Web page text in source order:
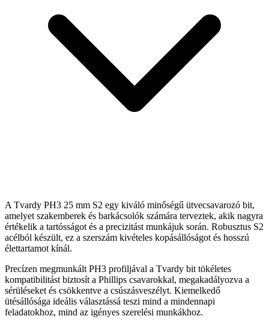
A Tvardy PH3 25 mm S2 egy kiváló minőségű ütvecsavarozó bit,
amelyet szakemberek és barkácsolók számára terveztek, akik nagyra
értékelik a tartósságot és a precizitást munkájuk során. Robusztus S2
acélból készült, ez a szerszám kivételes kopásállóságot és hosszú
élettartamot kínál.
Precízen megmunkált PH3 profiljával a Tvardy bit tökéletes
kompatibilitást biztosít a Phillips csavarokkal, megakadályozva a
sérüléseket és csökkentve a csúszásveszélyt. Kiemelkedő
ütésállósága ideális választássá teszi mind a mindennapi
feladatokhoz, mind az igényes szerelési munkákhoz.